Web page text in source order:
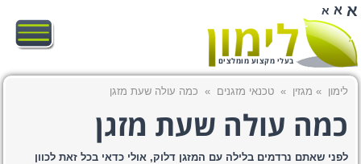
א א א
בעלי מקצוע מומלצים
לימון » מגזין » טכנאי מזגנים » כמה עולה שעת מזגן
כמה עולה שעת מזגן
לפני שאתם נרדמים בלילה עם המזגן דלוק, אולי כדאי בכל זאת לכוון